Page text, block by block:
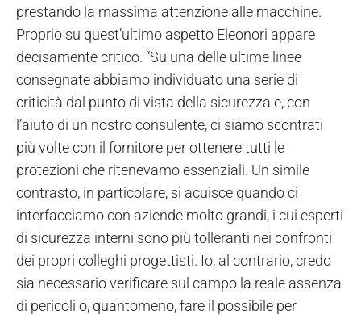
prestando la massima attenzione alle macchine.
Proprio su quest’ultimo aspetto Eleonori appare
decisamente critico. “Su una delle ultime linee
consegnate abbiamo individuato una serie di
criticità dal punto di vista della sicurezza e, con
l’aiuto di un nostro consulente, ci siamo scontrati
più volte con il fornitore per ottenere tutti le
protezioni che ritenevamo essenziali. Un simile
contrasto, in particolare, si acuisce quando ci
interfacciamo con aziende molto grandi, i cui esperti
di sicurezza interni sono più tolleranti nei confronti
dei propri colleghi progettisti. Io, al contrario, credo
sia necessario verificare sul campo la reale assenza
di pericoli o, quantomeno, fare il possibile per